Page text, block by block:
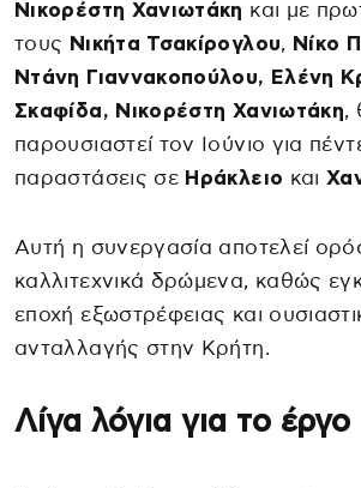
Νικορέστη Χανιωτάκη και με
τους Νικήτα Τσακίρογλου, Νίκο
Ντάνη Γιαννακοπούλου, Ελένη
Σκαφίδα, Νικορέστη Χανιωτάκη,
παρουσιαστεί τον Ιούνιο για
παραστάσεις σε Ηράκλειο και
Αυτή η συνεργασία αποτελεί
καλλιτεχνικά δρώμενα, καθώς
εποχή εξωστρέφειας και
ανταλλαγής στην Κρήτη.
Λίγα λόγια για το έργο